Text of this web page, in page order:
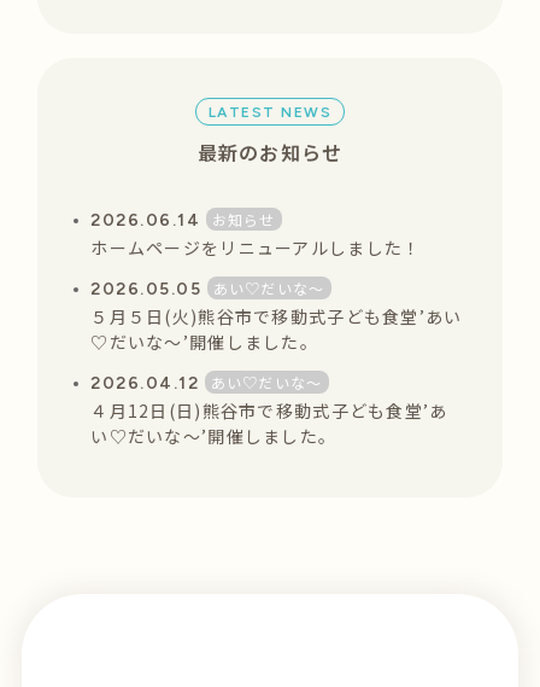
LATEST NEWS
最新のお知らせ
2026.06.14 お知らせ
ホームページをリニューアルしました！
2026.05.05 あい♡だいな〜
５月５日(火)熊谷市で移動式子ども食堂’あい
♡だいな〜’開催しました。
2026.04.12 あい♡だいな〜
４月12日(日)熊谷市で移動式子ども食堂’あ
い♡だいな〜’開催しました。